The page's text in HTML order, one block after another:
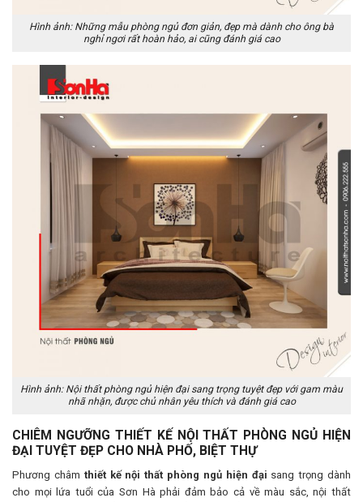
Hình ảnh: Những mẫu phòng ngủ đơn giản, đẹp mà dành cho ông bà
nghỉ ngơi rất hoàn hảo, ai cũng đánh giá cao
Hình ảnh: Nội thất phòng ngủ hiện đại sang trọng tuyệt đẹp với gam màu
nhã nhặn, được chủ nhân yêu thích và đánh giá cao
CHIÊM NGƯỠNG THIẾT KẾ NỘI THẤT PHÒNG NGỦ HIỆN
ĐẠI TUYỆT ĐẸP CHO NHÀ PHỐ, BIỆT THỰ
Phương châm thiết kế nội thất phòng ngủ hiện đại sang trọng dành
cho mọi lứa tuổi của Sơn Hà phải đảm bảo cả về màu sắc, nội thất